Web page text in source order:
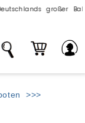
großer
>>>